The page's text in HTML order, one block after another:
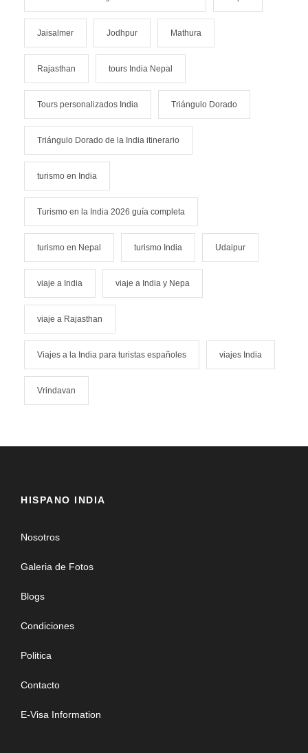
Jaisalmer Jodhpur Mathura
Rajasthan tours India Nepal
Tours personalizados India Triángulo Dorado
Triángulo Dorado de la India itinerario
turismo en India
Turismo en la India 2026 guía completa
turismo en Nepal turismo India Udaipur
viaje a India viaje a India y Nepa
viaje a Rajasthan
Viajes a la India para turistas españoles viajes India
Vrindavan
HISPANO INDIA
Nosotros
Galeria de Fotos
Blogs
Condiciones
Politica
Contacto
E-Visa Information